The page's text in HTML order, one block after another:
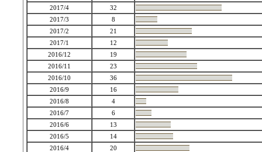
2017/4
32
2017/3
8
2017/2
21
2017/1
12
2016/12
19
2016/11
23
2016/10
36
2016/9
16
2016/8
4
2016/7
6
2016/6
13
2016/5
14
2016/4
20